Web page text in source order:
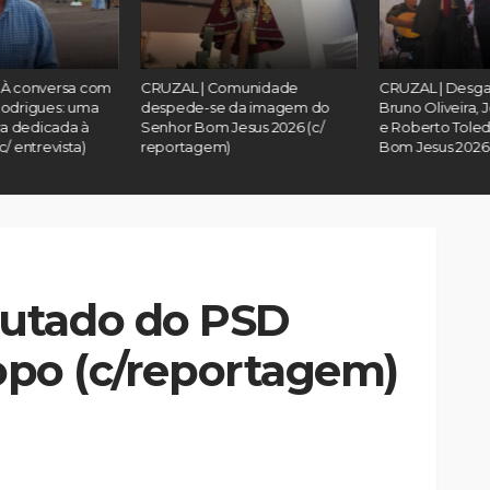
conversa com
uma
dedicada à
entrevista)
CRUZAL | Comunidade
despede-se da imagem do
Senhor Bom Jesus 2026 (c/
reportagem)
CRUZAL |
Bruno Oliveira,
e Roberto
Bom Jesus
do PSD
(c/reportagem)